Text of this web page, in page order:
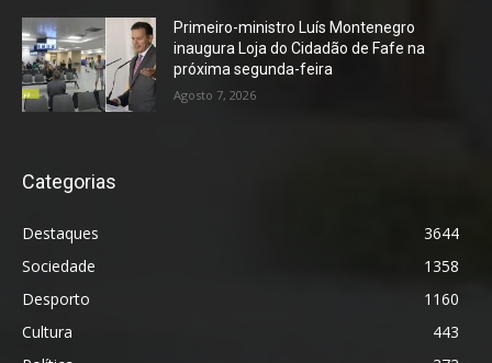
Primeiro-ministro Luís Montenegro
inaugura Loja do Cidadão de Fafe na
próxima segunda-feira
Agosto 7, 2026
Categorias
Destaques
3644
Sociedade
1358
Desporto
1160
Cultura
443